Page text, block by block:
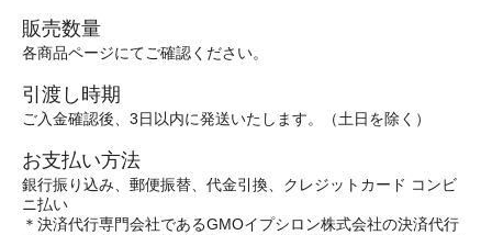
販売数量
各商品ページにてご確認ください。
引渡し時期
ご入金確認後、3日以内に発送いたします。（土日を除く）
お支払い方法
銀行振り込み、郵便振替、代金引換、クレジットカード コンビ
ニ払い
＊決済代行専門会社であるGMOイプシロン株式会社の決済代行